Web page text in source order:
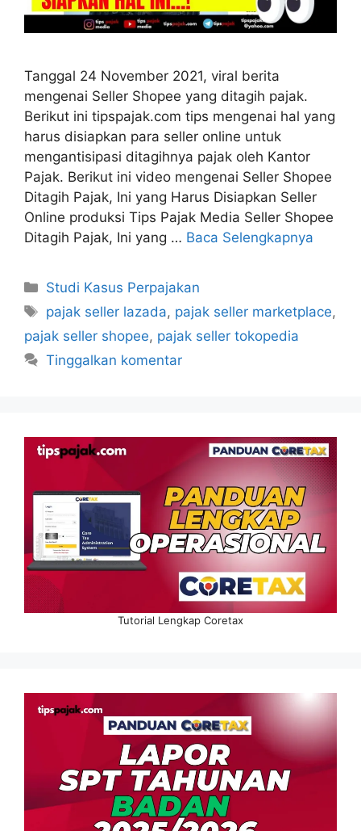
Tanggal 24 November 2021, viral berita
mengenai Seller Shopee yang ditagih pajak.
Berikut ini tipspajak.com tips mengenai hal yang
harus disiapkan para seller online untuk
mengantisipasi ditagihnya pajak oleh Kantor
Pajak. Berikut ini video mengenai Seller Shopee
Ditagih Pajak, Ini yang Harus Disiapkan Seller
Online produksi Tips Pajak Media Seller Shopee
Ditagih Pajak, Ini yang … Baca Selengkapnya
Kategori
Studi Kasus Perpajakan
Tag
pajak seller lazada, pajak seller marketplace,
pajak seller shopee, pajak seller tokopedia
Tinggalkan komentar
Tutorial Lengkap Coretax